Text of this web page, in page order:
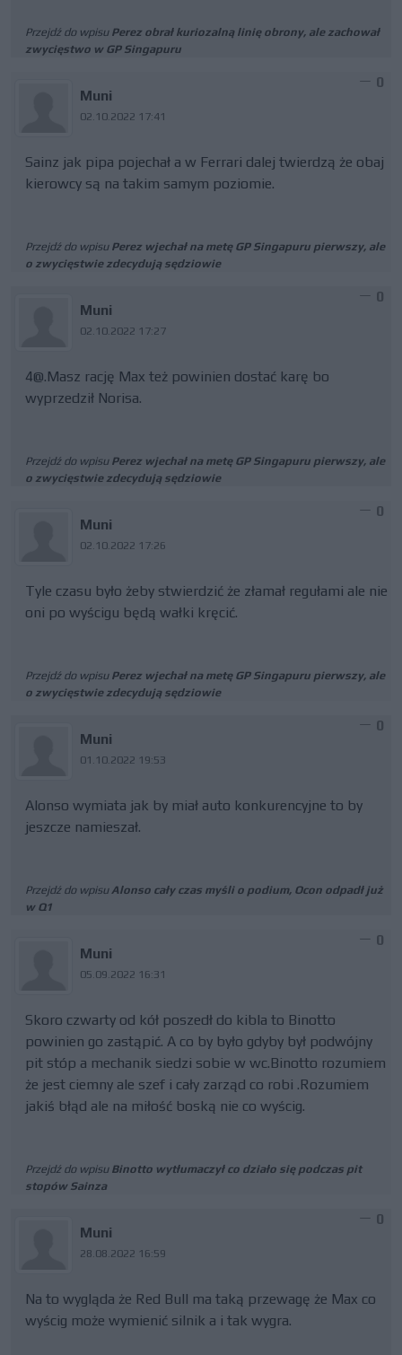
Przejdź do wpisu Perez obrał kuriozalną linię obrony, ale zachował
zwycięstwo w GP Singapuru
Muni
02.10.2022 17:41
0
Sainz jak pipa pojechał a w Ferrari dalej twierdzą że obaj
kierowcy są na takim samym poziomie.
Przejdź do wpisu Perez wjechał na metę GP Singapuru pierwszy, ale
o zwycięstwie zdecydują sędziowie
Muni
02.10.2022 17:27
0
4@.Masz rację Max też powinien dostać karę bo
wyprzedził Norisa.
Przejdź do wpisu Perez wjechał na metę GP Singapuru pierwszy, ale
o zwycięstwie zdecydują sędziowie
Muni
02.10.2022 17:26
0
Tyle czasu było żeby stwierdzić że złamał regułami ale nie
oni po wyścigu będą wałki kręcić.
Przejdź do wpisu Perez wjechał na metę GP Singapuru pierwszy, ale
o zwycięstwie zdecydują sędziowie
Muni
01.10.2022 19:53
0
Alonso wymiata jak by miał auto konkurencyjne to by
jeszcze namieszał.
Przejdź do wpisuAlonso cały czas myśli o podium, Ocon odpadł już
w Q1
Muni
05.09.2022 16:31
0
Skoro czwarty od kół poszedł do kibla to Binotto
powinien go zastąpić. A co by było gdyby był podwójny
pit stóp a mechanik siedzi sobie w wc.Binotto rozumiem
że jest ciemny ale szef i cały zarząd co robi .Rozumiem
jakiś błąd ale na miłość boską nie co wyścig.
Przejdź do wpisu Binotto wytłumaczył co działo się podczas pit
stopów Sainza
Muni
28.08.2022 16:59
0
Na to wygląda że Red Bull ma taką przewagę że Max co
wyścig może wymienić silnik a i tak wygra.